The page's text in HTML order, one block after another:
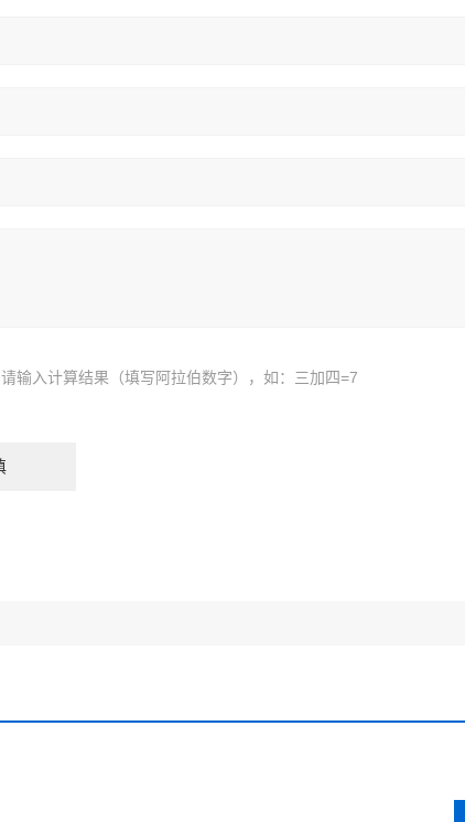
请输入计算结果（填写阿拉伯数字），如：三加四=7